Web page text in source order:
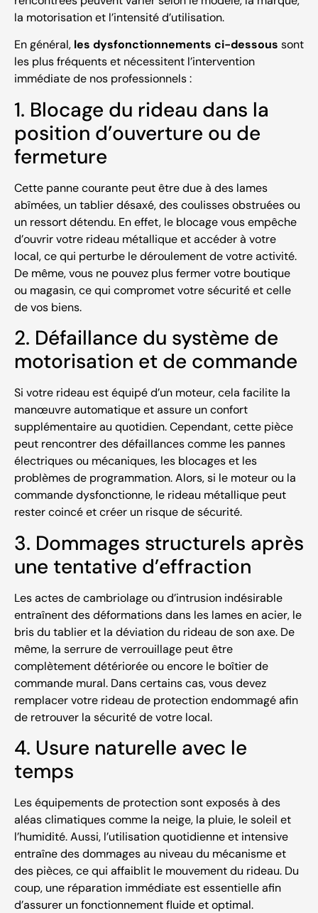
la motorisation et l’intensité d’utilisation.
En général, les dysfonctionnements ci-dessous sont
les plus fréquents et nécessitent l’intervention
immédiate de nos professionnels :
1. Blocage du rideau dans la
position d’ouverture ou de
fermeture
Cette panne courante peut être due à des lames
abîmées, un tablier désaxé, des coulisses obstruées ou
un ressort détendu. En effet, le blocage vous empêche
d’ouvrir votre rideau métallique et accéder à votre
local, ce qui perturbe le déroulement de votre activité.
De même, vous ne pouvez plus fermer votre boutique
ou magasin, ce qui compromet votre sécurité et celle
de vos biens.
2. Défaillance du système de
motorisation et de commande
Si votre rideau est équipé d’un moteur, cela facilite la
manœuvre automatique et assure un confort
supplémentaire au quotidien. Cependant, cette pièce
peut rencontrer des défaillances comme les pannes
électriques ou mécaniques, les blocages et les
problèmes de programmation. Alors, si le moteur ou la
commande dysfonctionne, le rideau métallique peut
rester coincé et créer un risque de sécurité.
3. Dommages structurels après
une tentative d’effraction
Les actes de cambriolage ou d’intrusion indésirable
entraînent des déformations dans les lames en acier, le
bris du tablier et la déviation du rideau de son axe. De
même, la serrure de verrouillage peut être
complètement détériorée ou encore le boîtier de
commande mural. Dans certains cas, vous devez
remplacer votre rideau de protection endommagé afin
de retrouver la sécurité de votre local.
4. Usure naturelle avec le
temps
Les équipements de protection sont exposés à des
aléas climatiques comme la neige, la pluie, le soleil et
l’humidité. Aussi, l’utilisation quotidienne et intensive
entraîne des dommages au niveau du mécanisme et
des pièces, ce qui affaiblit le mouvement du rideau. Du
coup, une réparation immédiate est essentielle afin
d’assurer un fonctionnement fluide et optimal.